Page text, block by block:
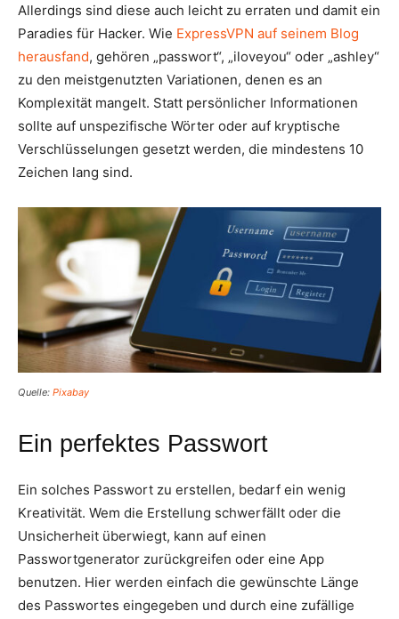
Allerdings sind diese auch leicht zu erraten und damit ein
Paradies für Hacker. Wie ExpressVPN auf seinem Blog
herausfand, gehören „passwort“, „iloveyou“ oder „ashley“
zu den meistgenutzten Variationen, denen es an
Komplexität mangelt. Statt persönlicher Informationen
sollte auf unspezifische Wörter oder auf kryptische
Verschlüsselungen gesetzt werden, die mindestens 10
Zeichen lang sind.
Quelle: Pixabay
Ein perfektes Passwort
Ein solches Passwort zu erstellen, bedarf ein wenig
Kreativität. Wem die Erstellung schwerfällt oder die
Unsicherheit überwiegt, kann auf einen
Passwortgenerator zurückgreifen oder eine App
benutzen. Hier werden einfach die gewünschte Länge
des Passwortes eingegeben und durch eine zufällige